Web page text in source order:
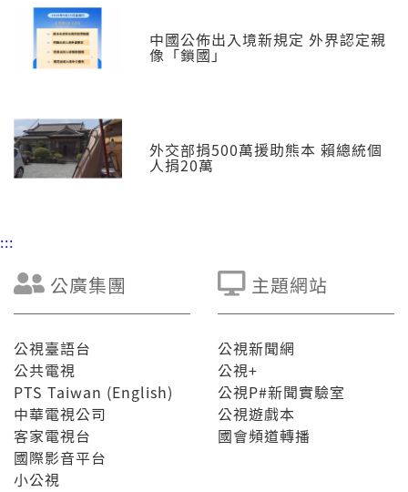
中國公佈出入境新規定 外界認定親
像「鎖國」
外交部捐500萬援助熊本 賴總統個
人捐20萬
:::
公廣集團
公視臺語台
公共電視
PTS Taiwan (English)
中華電視公司
客家電視台
國際影音平台
小公視
主題網站
公視新聞網
公視+
公視P#新聞實驗室
公視遊戲本
國會頻道轉播